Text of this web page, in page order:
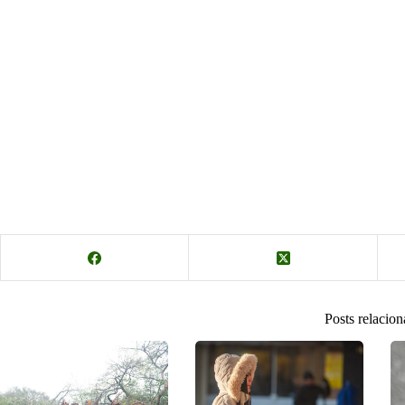
Posts